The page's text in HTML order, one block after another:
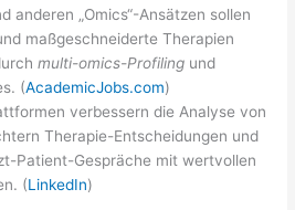
anderen „Omics“-Ansätzen sollen
maßgeschneiderte Therapien
multi-omics-Profiling und
(AcademicJobs.com)
verbessern die Analyse von
Therapie-Entscheidungen und
Patient-Gespräche mit wertvollen
(LinkedIn)